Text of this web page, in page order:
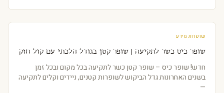
שופרות מידע
שופר כיס כשר לתקיעה | שופר קטן בגודל הלכתי עם קול חזק
חדש! שופר כיס – שופר קטן כשר לתקיעה בכל מקום ובכל זמן
בשנים האחרונות גדל הביקוש לשופרות קטנים, ניידים וקלים לתקיעה
—